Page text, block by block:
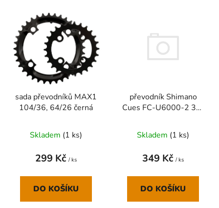
sada převodníků MAX1
104/36, 64/26 černá
Skladem (1 ks)
299 Kč / ks
DO KOŠÍKU
převodník Shimano
Cues FC-U6000-2 36z
Skladem (1 ks)
349 Kč / ks
DO KOŠÍKU